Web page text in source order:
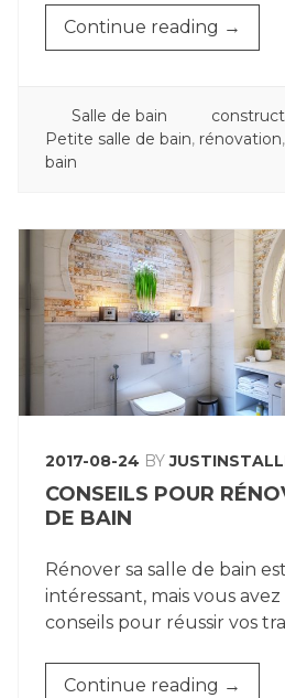
Continue reading «
BAIN »
→
POSTED
IN
Salle de bain TAGGED
Petite salle de bain, rénovation,
bain
2017-08-24 BY
CONSEILS POUR
DE BAIN
Rénover sa salle de bain
intéressant, mais vous
conseils pour réussir vos
Continue reading «
→